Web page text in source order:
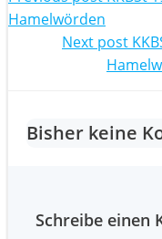
Hamelwörden
PostNext post
Bisher keine
Schreibe einen